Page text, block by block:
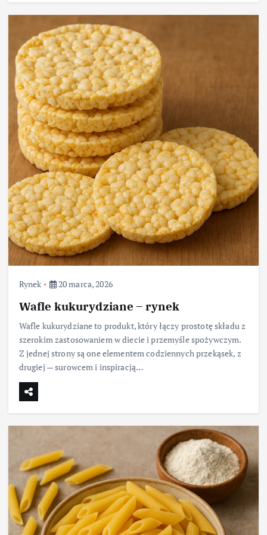
Rynek 20 marca, 2026
Wafle kukurydziane – rynek
Wafle kukurydziane to produkt, który łączy prostotę składu z
szerokim zastosowaniem w diecie i przemyśle spożywczym.
Z jednej strony są one elementem codziennych przekąsek, z
drugiej — surowcem i inspiracją…